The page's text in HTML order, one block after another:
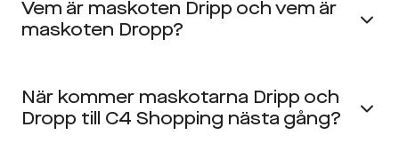
Vem är maskoten Dripp och vem är
maskoten Dropp?
När kommer maskotarna Dripp och
Dropp till C4 Shopping nästa gång?